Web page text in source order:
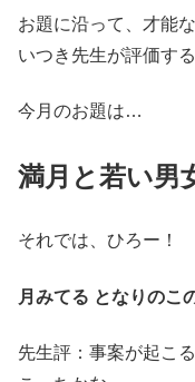
お題に沿って、才能
いつき先生が評価す
今月のお題は…
満月と若い男
それでは、ひろー！
月みてる となりのこ
先生評：事案が起こ